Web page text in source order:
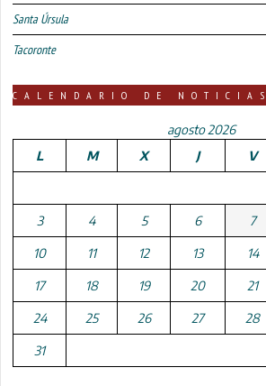
Santa Úrsula
Tacoronte
CALENDARIO DE NOTICIAS
agosto 2026
L
M X J V
3 4 5 6 7
10 11 12 13 14
17 18 19 20 21
24 25 26 27 28
31